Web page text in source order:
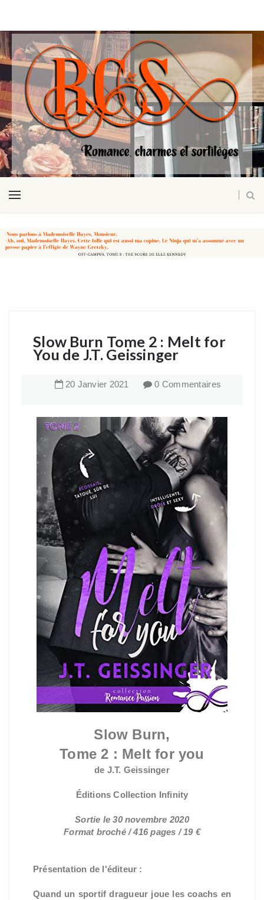
Slow Burn Tome 2 : Melt for
You de J.T. Geissinger
20 Janvier 2021 0 Commentaires
Slow Burn,
Tome 2 : Melt for you
de J.T. Geissinger
Éditions Collection Infinity
Sortie le 30 novembre 2020
Format broché / 416 pages / 19 €
Présentation de l'éditeur :
Quand un sportif dragueur joue les coachs en